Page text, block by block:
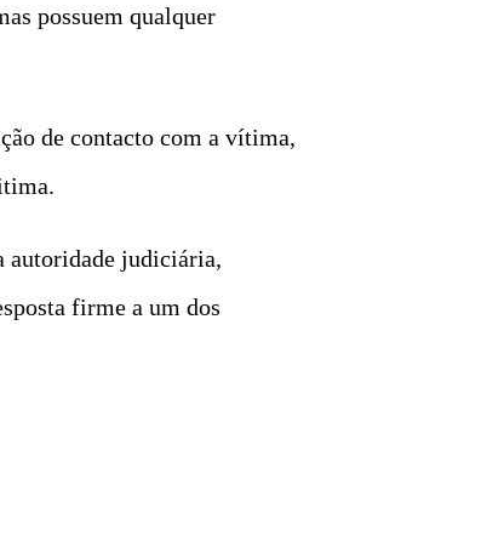
possuem qualquer
de contacto com a vítima,
autoridade judiciária,
firme a um dos